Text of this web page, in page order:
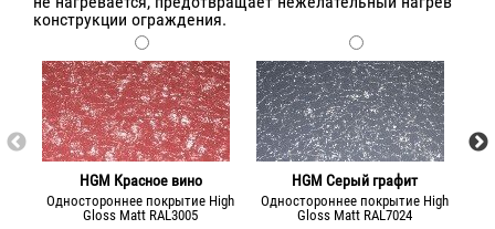
конструкции ограждения.
HGM Красное вино
Одностороннее покрытие High
Gloss Matt RAL3005
HGM Серый графит
Одностороннее покрытие High
Gloss Matt RAL7024